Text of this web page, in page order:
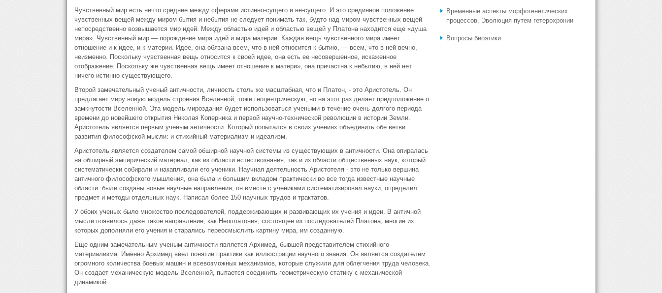
Чувственный мир есть нечто среднее между сферами истинно-сущего и не-сущего. И это срединное положение
чувственных вещей между миром бытия и небытия не следует понимать так, будто над миром чувственных вещей
непосредственно возвышается мир идей. Между областью идей и областью вещей у Платона находится еще «душа
мира». Чувственный мир — порождение мира идей и мира материи. Каждая вещь чувственного мира имеет
отношение и к идее, и к материи. Идее, она обязана всем, что в ней относится к бытию, — всем, что в ней вечно,
неизменно. Поскольку чувственная вещь относится к своей идее, она есть ее несовершенное, искаженное
отображение. Поскольку же чувственная вещь имеет отношение к матери», она причастна к небытию, в ней нет
ничего истинно существующего.
Второй замечательный ученый античности, личность столь же масштабная, что и Платон, - это Аристотель. Он
предлагает миру новую модель строения Вселенной, тоже геоцентрическую, но на этот раз делает предположение о
замкнутости Вселенной. Эта модель мироздания будет использоваться учеными в течение очень долгого периода
времени до новейшего открытия Николая Коперника и первой научно-технической революции в истории Земли.
Аристотель является первым ученым античности. Который попытался в своих учениях объединить обе ветви
развития философской мысли: и стихийный материализм и идеализм.
Аристотель является создателем самой обширной научной системы из существующих в античности. Она опиралась
на обширный эмпирический материал, как из области естествознания, так и из области общественных наук, который
систематически собирали и накапливали его ученики. Научная деятельность Аристотеля - это не только вершина
античного философского мышления, она была и большим вкладом практически во все тогда известные научные
области: были созданы новые научные направления, он вместе с учениками систематизировал науки, определил
предмет и методы отдельных наук. Написал более 150 научных трудов и трактатов.
У обоих ученых было множество последователей, поддерживающих и развивающих их учения и идеи. В античной
мысли появилось даже такое направление, как Неоплатония, состоящее из последователей Платона, многие из
которых дополняли его учения и старались переосмыслить картину мира, им созданную.
Еще одним замечательным ученым античности является Архимед, бывшей представителем стихийного
материализма. Именно Архимед ввел понятие практики как иллюстрации научного знания. Он является создателем
огромного количества боевых машин и всевозможных механизмов, которые служили для облегчения труда человека.
Он создает механическую модель Вселенной, пытается соединить геометрическую статику с механической
динамикой.
Временные аспекты морфогенетических
процессов. Эволюция путем гетерохронии
Вопросы биоэтики